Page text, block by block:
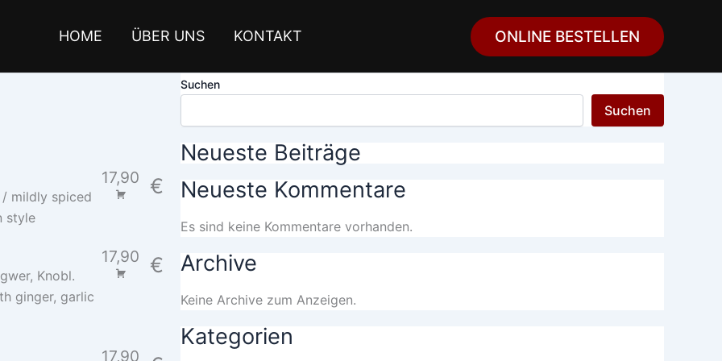
HOME ÜBER UNS KONTAKT ONLINE BESTELLEN
17,90 €
/ mildly spiced
style
17,90 €
Knobl.
ginger, garlic
17,90
Suchen
Suchen
Neueste Beiträge
Neueste Kommentare
Es sind keine Kommentare vorhanden.
Archive
Keine Archive zum Anzeigen.
Kategorien